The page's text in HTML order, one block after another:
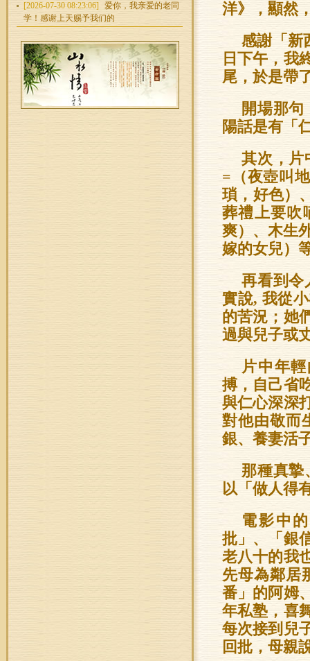
[2026-07-30 08:23:06]
爱你，我亲爱的老同
学！感谢上天赐予我们的
洋》，顯然
感謝「新
日下午，我
尾，於是帶
開場那
陽話是有「
其次，片
=（夜壺叫
瑣，好色）
葬禮上要吹
爽）、木生
嫁的女兒）
再看到令
實說, 我從
的苦況；她
過與兒子或
片中年
搏，自己省
與仁心深深
對他由敬而
銀、養妻活
那種真摯
以「做人得
電影中
批」、「銀
老八十的我
先母為鄰居
番」的阿姆
年私塾，喜
每次接到兒
回批，母親